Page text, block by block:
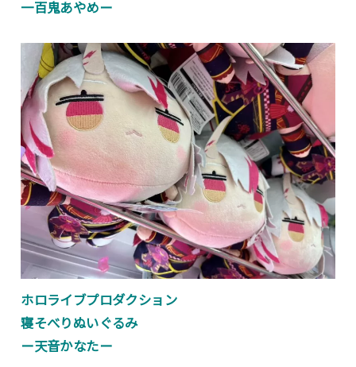
一百鬼あやめー
ホロライブプロダクション
寝そべりぬいぐるみ
ー天音かなたー